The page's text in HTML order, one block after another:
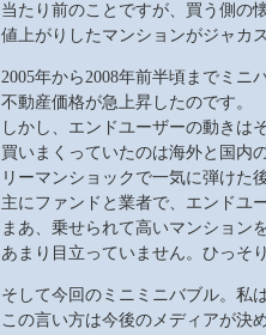
当たり前のことですが、買う側の
値上がりしたマンションがジャカ
2005年から2008年前半頃までミニ
不動産価格が急上昇したのです。
しかし、エンドユーザーの動きは
買いまくっていたのは海外と国内
リーマンショックで一気に弾けた
主にファンドと業者で、エンドユ
まあ、乗せられて高いマンション
あまり目立っていません。ひっそ
そして今回のミニミニバブル。私
この言い方は今後のメディアが決